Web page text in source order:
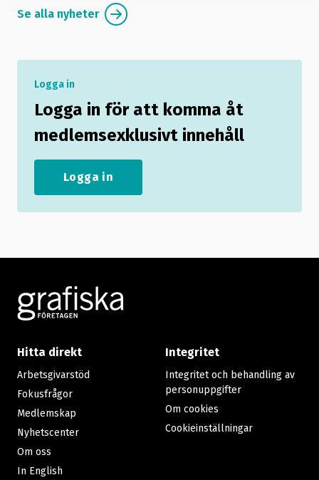
Logga in
Logga in för att komma åt
medlemsexklusivt innehåll
Logga in
Se alla nyheter
Footer
Hitta direkt
Arbetsgivarstöd
Fokusfrågor
Medlemskap
Nyhetscenter
Om oss
In English
Integritet
Integritet och behandling av
personuppgifter
Om cookies
Cookieinställningar